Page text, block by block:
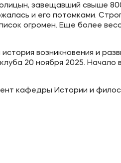
завещавший свыше
и его потомками.
огромен. Еще более
возникновения и
20 ноября 2025.
кафедры Истории и